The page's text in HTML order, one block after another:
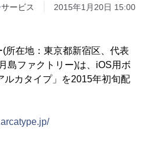
サービス 2015年1月20日 15:00
所在地：東京都新宿区、代表
島ファクトリー)は、iOS用ボ
ルカタイプ」を2015年初旬配